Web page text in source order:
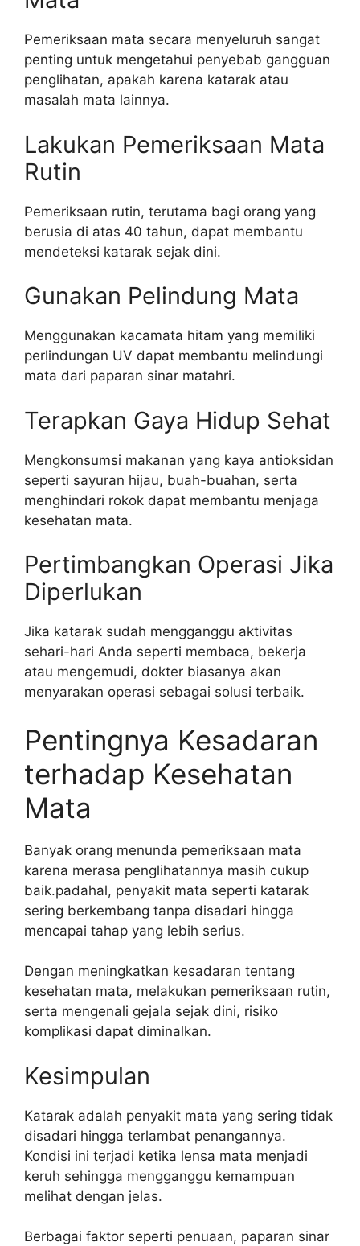
Pemeriksaan mata secara menyeluruh sangat
penting untuk mengetahui penyebab gangguan
penglihatan, apakah karena katarak atau
masalah mata lainnya.
Lakukan Pemeriksaan Mata
Rutin
Pemeriksaan rutin, terutama bagi orang yang
berusia di atas 40 tahun, dapat membantu
mendeteksi katarak sejak dini.
Gunakan Pelindung Mata
Menggunakan kacamata hitam yang memiliki
perlindungan UV dapat membantu melindungi
mata dari paparan sinar matahri.
Terapkan Gaya Hidup Sehat
Mengkonsumsi makanan yang kaya antioksidan
seperti sayuran hijau, buah-buahan, serta
menghindari rokok dapat membantu menjaga
kesehatan mata.
Pertimbangkan Operasi Jika
Diperlukan
Jika katarak sudah mengganggu aktivitas
sehari-hari Anda seperti membaca, bekerja
atau mengemudi, dokter biasanya akan
menyarakan operasi sebagai solusi terbaik.
Pentingnya Kesadaran
terhadap Kesehatan
Mata
Banyak orang menunda pemeriksaan mata
karena merasa penglihatannya masih cukup
baik.padahal, penyakit mata seperti katarak
sering berkembang tanpa disadari hingga
mencapai tahap yang lebih serius.
Dengan meningkatkan kesadaran tentang
kesehatan mata, melakukan pemeriksaan rutin,
serta mengenali gejala sejak dini, risiko
komplikasi dapat diminalkan.
Kesimpulan
Katarak adalah penyakit mata yang sering tidak
disadari hingga terlambat penangannya.
Kondisi ini terjadi ketika lensa mata menjadi
keruh sehingga mengganggu kemampuan
melihat dengan jelas.
Berbagai faktor seperti penuaan, paparan sinar